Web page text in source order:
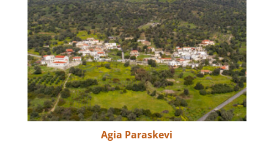
Agia Paraskevi